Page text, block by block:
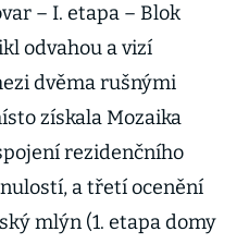
– I. etapa – Blok
odvahou a vizí
dvěma rušnými
získala Mozaika
rezidenčního
a třetí ocenění
mlýn (1. etapa domy